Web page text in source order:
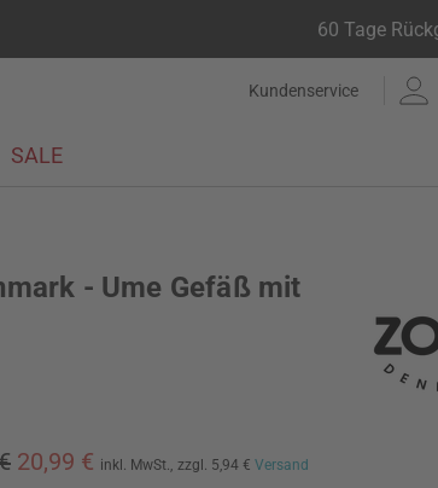
60 Tage
Kundenservice
SALE
- Ume Gefäß mit
20,99 € inkl. MwSt., zzgl. 5,94 € Versand